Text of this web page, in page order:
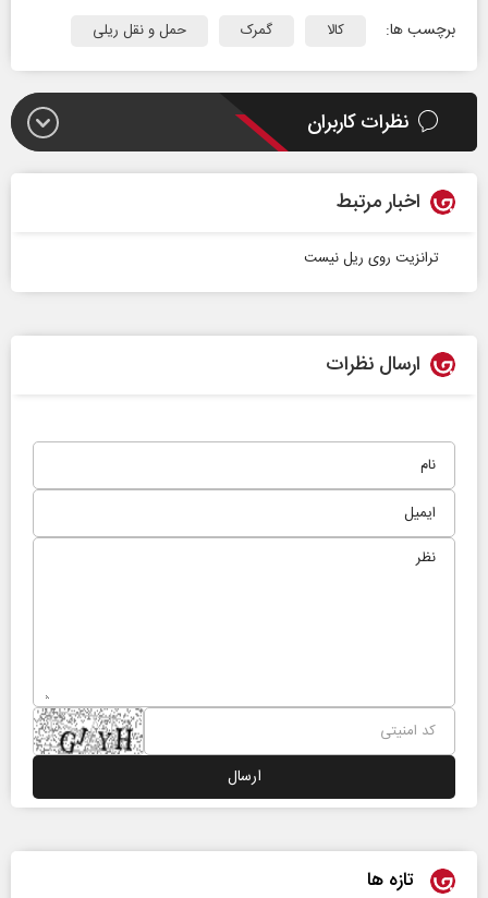
برچسب ها: کالا گمرک حمل و نقل ریلی
نظرات کاربران
اخبار مرتبط
ترانزیت روی ریل نیست
ارسال نظرات
تازه ها